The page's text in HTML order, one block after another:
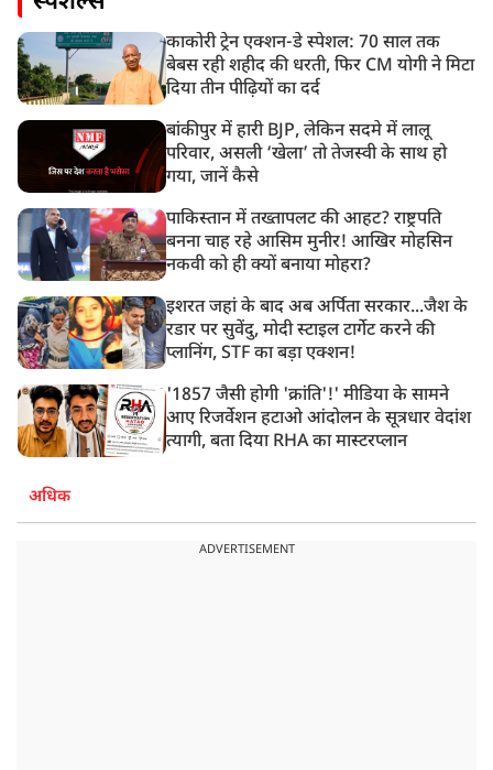
काकोरी ट्रेन एक्शन-डे स्पेशल: 70 साल तक
बेबस रही शहीद की धरती, फिर CM योगी ने मिटा
दिया तीन पीढ़ियों का दर्द
बांकीपुर में हारी BJP, लेकिन सदमे में लालू
परिवार, असली ‘खेला’ तो तेजस्वी के साथ हो
गया, जानें कैसे
पाकिस्तान में तख्तापलट की आहट? राष्ट्रपति
बनना चाह रहे आसिम मुनीर! आखिर मोहसिन
नकवी को ही क्यों बनाया मोहरा?
इशरत जहां के बाद अब अर्पिता सरकार...जैश के
रडार पर सुवेंदु, मोदी स्टाइल टार्गेट करने की
प्लानिंग, STF का बड़ा एक्शन!
'1857 जैसी होगी 'क्रांति'!' मीडिया के सामने
आए रिजर्वेशन हटाओ आंदोलन के सूत्रधार वेदांश
त्यागी, बता दिया RHA का मास्टरप्लान
अधिक
ADVERTISEMENT